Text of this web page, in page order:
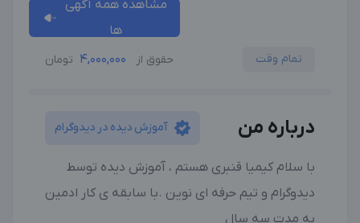
مشاهده همه آگهی
ها
تمام وقت حقوق از 4,000,000 تومان
درباره من آموزش دیده در دیدوگرام
با سلام کیمیا قنبری هستم ، آموزش دیده توسط
دیدوگرام و تیم حرفه ای نوین .با سابقه ی کار ادمین
به مدت سه سال